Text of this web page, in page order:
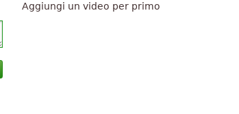
Aggiungi un video per primo